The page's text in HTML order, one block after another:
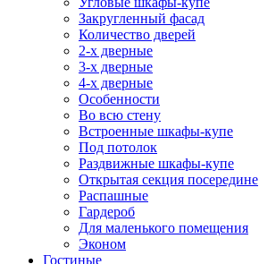
Закругленный фасад
Количество дверей
2-х дверные
3-х дверные
4-х дверные
Особенности
Во всю стену
Встроенные шкафы-купе
Под потолок
Раздвижные шкафы-купе
Открытая секция посередине
Распашные
Гардероб
Для маленького помещения
Эконом
Гостиные